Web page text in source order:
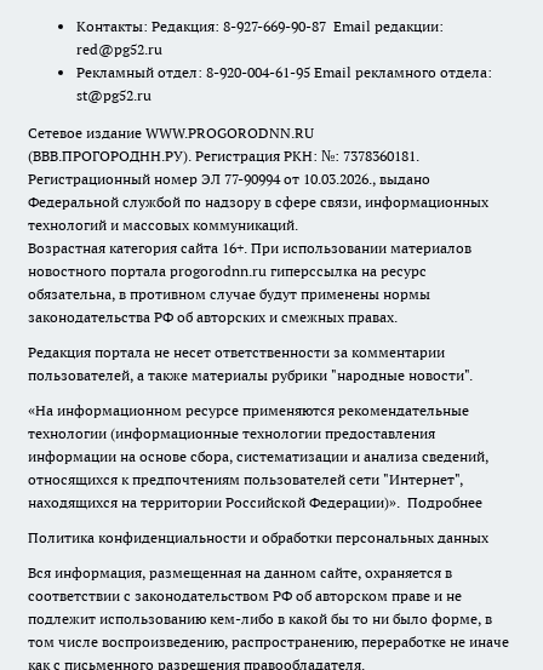
Контакты: Редакция: 8-927-669-90-87 Email редакции:
red@pg52.ru
Рекламный отдел: 8-920-004-61-95 Email рекламного отдела:
st@pg52.ru
Сетевое издание WWW.PROGORODNN.RU
(ВВВ.ПРОГОРОДНН.РУ). Регистрация РКН: №: 7378360181.
Регистрационный номер ЭЛ 77-90994 от 10.03.2026., выдано
Федеральной службой по надзору в сфере связи, информационных
технологий и массовых коммуникаций.
Возрастная категория сайта 16+. При использовании материалов
новостного портала progorodnn.ru гиперссылка на ресурс
обязательна, в противном случае будут применены нормы
законодательства РФ об авторских и смежных правах.
Редакция портала не несет ответственности за комментарии
пользователей, а также материалы рубрики "народные новости".
«На информационном ресурсе применяются рекомендательные
технологии (информационные технологии предоставления
информации на основе сбора, систематизации и анализа сведений,
относящихся к предпочтениям пользователей сети "Интернет",
находящихся на территории Российской Федерации)». Подробнее
Политика конфиденциальности и обработки персональных данных
Вся информация, размещенная на данном сайте, охраняется в
соответствии с законодательством РФ об авторском праве и не
подлежит использованию кем-либо в какой бы то ни было форме, в
том числе воспроизведению, распространению, переработке не иначе
как с письменного разрешения правообладателя.